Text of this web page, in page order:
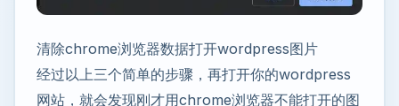
清除chrome浏览器数据打开wordpress图片
经过以上三个简单的步骤，再打开你的wordpress
网站，就会发现刚才用chrome浏览器不能打开的图